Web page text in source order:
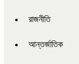
রাজনীতি
আন্তর্জাতিক